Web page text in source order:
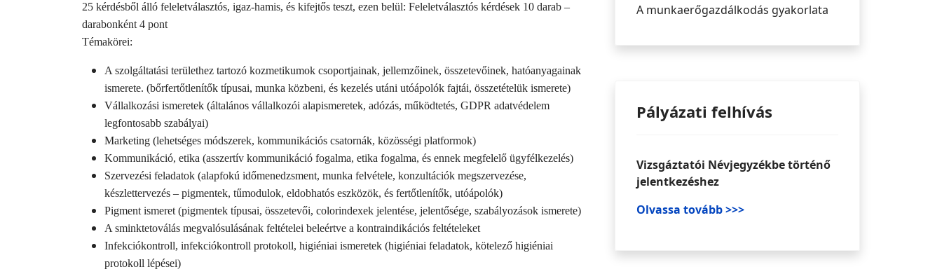
25 kérdésből álló feleletválasztós, igaz-hamis, és kifejtős teszt, ezen belül: Feleletválasztós kérdések 10 darab –
darabonként 4 pont
Témakörei:
A szolgáltatási területhez tartozó kozmetikumok csoportjainak, jellemzőinek, összetevőinek, hatóanyagainak
ismerete. (bőrfertőtlenítők típusai, munka közbeni, és kezelés utáni utóápolók fajtái, összetételük ismerete)
Vállalkozási ismeretek (általános vállalkozói alapismeretek, adózás, működtetés, GDPR adatvédelem
legfontosabb szabályai)
Marketing (lehetséges módszerek, kommunikációs csatornák, közösségi platformok)
Kommunikáció, etika (asszertív kommunikáció fogalma, etika fogalma, és ennek megfelelő ügyfélkezelés)
Szervezési feladatok (alapfokú időmenedzsment, munka felvétele, konzultációk megszervezése,
készlettervezés – pigmentek, tűmodulok, eldobhatós eszközök, és fertőtlenítők, utóápolók)
Pigment ismeret (pigmentek típusai, összetevői, colorindexek jelentése, jelentősége, szabályozások ismerete)
A sminktetoválás megvalósulásának feltételei beleértve a kontraindikációs feltételeket
Infekciókontroll, infekciókontroll protokoll, higiéniai ismeretek (higiéniai feladatok, kötelező higiéniai
protokoll lépései)
A munkaerőgazdálkodás gyakorlata
Pályázati felhívás
Vizsgáztatói Névjegyzékbe történő
jelentkezéshez
Olvassa tovább >>>